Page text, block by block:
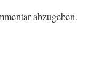
abzugeben.